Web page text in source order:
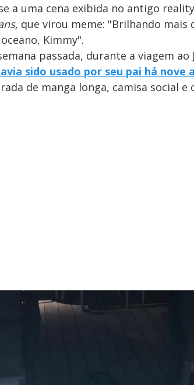
a uma cena exibida no antigo
que virou meme: "Brilhando mais
Kimmy".
passada, durante a viagem ao
sido usado por seu pai há nove
de manga longa, camisa social e